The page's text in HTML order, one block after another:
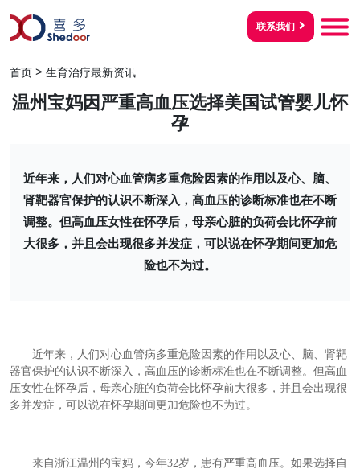
联系我们
首页 > 生育治疗最新资讯
温州宝妈因严重高血压选择美国试管婴儿怀
孕
近年来，人们对心血管病多重危险因素的作用以及心、脑、
肾靶器官保护的认识不断深入，高血压的诊断标准也在不断
调整。但高血压女性在怀孕后，母亲心脏的负荷会比怀孕前
大很多，并且会出现很多并发症，可以说在怀孕期间更加危
险也不为过。
近年来，人们对心血管病多重危险因素的作用以及心、脑、肾靶
器官保护的认识不断深入，高血压的诊断标准也在不断调整。但高血
压女性在怀孕后，母亲心脏的负荷会比怀孕前大很多，并且会出现很
多并发症，可以说在怀孕期间更加危险也不为过。
来自浙江温州的宝妈，今年32岁，患有严重高血压。如果选择自